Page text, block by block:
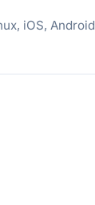
iOS, Android